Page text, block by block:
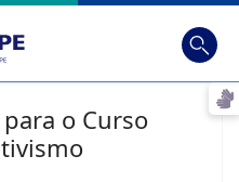
Busca
o Curso